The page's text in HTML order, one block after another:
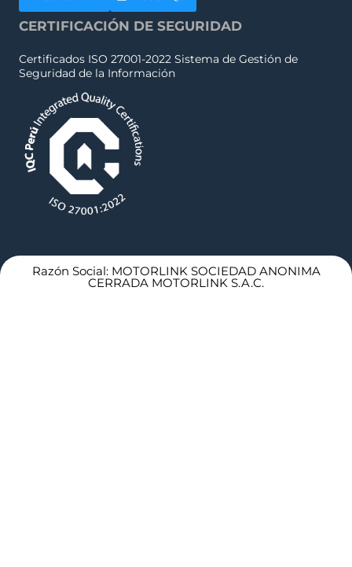
CERTIFICACIÓN DE SEGURIDAD
Certificados ISO 27001-2022 Sistema de Gestión de
Seguridad de la Información
Razón Social: MOTORLINK SOCIEDAD ANONIMA
CERRADA MOTORLINK S.A.C.